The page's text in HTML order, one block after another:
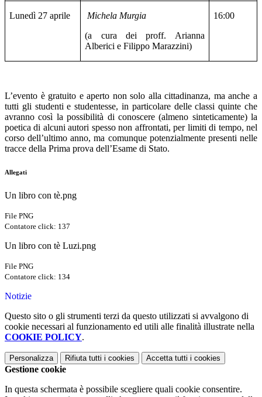
Lunedì 27 aprile
Michela Murgia
(a cura dei proff. Arianna
Alberici e Filippo Marazzini)
16:00
L’evento è gratuito e aperto non solo alla cittadinanza, ma anche a
tutti gli studenti e studentesse, in particolare delle classi quinte che
avranno così la possibilità di conoscere (almeno sinteticamente) la
poetica di alcuni autori spesso non affrontati, per limiti di tempo, nel
corso dell’ultimo anno, ma comunque potenzialmente presenti nelle
tracce della Prima prova dell’Esame di Stato.
Allegati
Un libro con tè.png
File PNG
Contatore click: 137
Un libro con tè Luzi.png
File PNG
Contatore click: 134
Notizie
Questo sito o gli strumenti terzi da questo utilizzati si avvalgono di
cookie necessari al funzionamento ed utili alle finalità illustrate nella
COOKIE POLICY.
Personalizza Rifiuta tutti i cookies Accetta tutti i cookies
Gestione cookie
In questa schermata è possibile scegliere quali cookie consentire.